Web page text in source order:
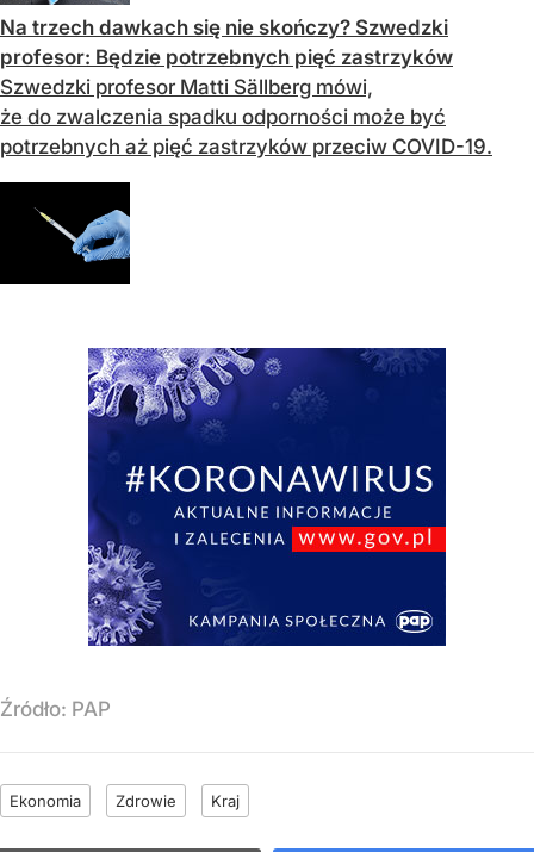
Na trzech dawkach się nie skończy? Szwedzki
profesor: Będzie potrzebnych pięć zastrzyków
Szwedzki profesor Matti Sällberg mówi,
że do zwalczenia spadku odporności może być
potrzebnych aż pięć zastrzyków przeciw COVID-19.
Źródło: PAP
Ekonomia Zdrowie Kraj